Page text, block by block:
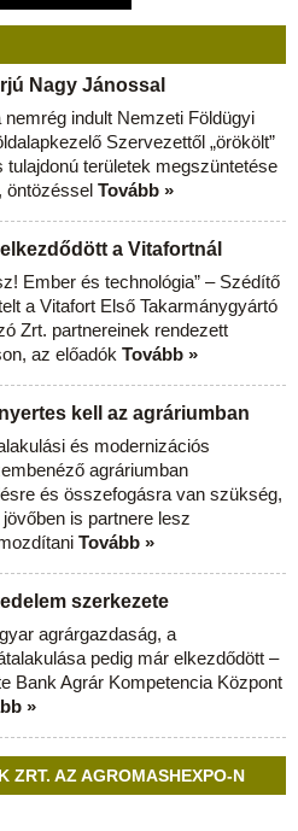
Nagy Jánossal
indult Nemzeti Földügyi
Szervezettől „örökölt”
területek megszüntetése
öntözéssel Tovább »
a Vitafortnál
Ember és technológia” – Szédítő
a Vitafort Első Takarmánygyártó
Zrt. partnereinek rendezett
az előadók Tovább »
kell az agráriumban
és modernizációs
agráriumban
és összefogásra van szükség,
is partnere lesz
Tovább »
szerkezete
agrárgazdaság, a
pedig már elkezdődött –
Bank Agrár Kompetencia Központ
»
ZRT. AZ AGROMASHEXPO-N